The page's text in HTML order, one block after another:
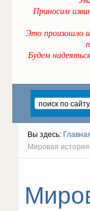
Приносим
Это произошло
Будем
Вы здесь:
Мировая